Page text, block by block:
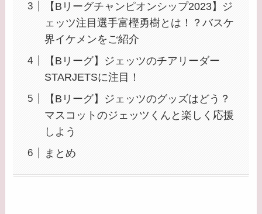
【Bリーグチャンピオンシップ2023】ジ
ェッツ注目選手富樫勇樹とは！？バスケ
界イケメンをご紹介
【Bリーグ】ジェッツのチアリーダー
STARJETSに注目！
【Bリーグ】ジェッツのグッズはどう？
マスコットのジェッツくんと楽しく応援
しよう
まとめ